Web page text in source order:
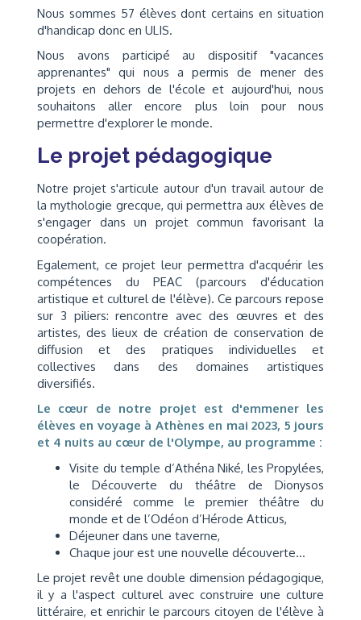
Nous sommes 57 élèves dont certains en situation
d'handicap donc en ULIS.
Nous avons participé au dispositif "vacances
apprenantes" qui nous a permis de mener des
projets en dehors de l'école et aujourd'hui, nous
souhaitons aller encore plus loin pour nous
permettre d'explorer le monde.
Le projet pédagogique
Notre projet s'articule autour d'un travail autour de
la mythologie grecque, qui permettra aux élèves de
s'engager dans un projet commun favorisant la
coopération.
Egalement, ce projet leur permettra d'acquérir les
compétences du PEAC (parcours d'éducation
artistique et culturel de l'élève). Ce parcours repose
sur 3 piliers: rencontre avec des œuvres et des
artistes, des lieux de création de conservation de
diffusion et des pratiques individuelles et
collectives dans des domaines artistiques
diversifiés.
Le cœur de notre projet est d'emmener les
élèves en voyage à Athènes en mai 2023, 5 jours
et 4 nuits au cœur de l'Olympe, au programme :
Visite du temple d’Athéna Niké, les Propylées,
le Découverte du théâtre de Dionysos
considéré comme le premier théâtre du
monde et de l’Odéon d’Hérode Atticus,
Déjeuner dans une taverne,
Chaque jour est une nouvelle découverte...
Le projet revêt une double dimension pédagogique,
il y a l'aspect culturel avec construire une culture
littéraire, et enrichir le parcours citoyen de l'élève à